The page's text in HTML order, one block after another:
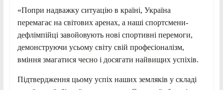
«Попри надважку ситуацію в країні, Україна
перемагає на світових аренах, а наші спортсмени-
дефлімпійці завойовують нові спортивні перемоги,
демонструючи усьому світу свій професіоналізм,
вміння змагатися чесно і досягати найвищих успіхів.
Підтвердження цьому успіх наших земляків у складі